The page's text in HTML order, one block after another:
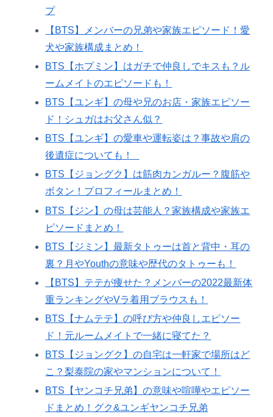
プ
【BTS】メンバーの兄弟や家族エピソード！愛
犬や家族構成まとめ！
BTS【ホプミン】はガチで仲良しでキスも？ル
ームメイトのエピソードも！
BTS【ユンギ】の母や兄のお店・家族エピソー
ド！シュガはお父さん似？
BTS【ユンギ】の愛車や運転姿は？事故や肩の
後遺症についても！
BTS【ジョングク】は筋肉カンガルー？腹筋や
ボタン！プロフィールまとめ！
BTS【ジン】の母は芸能人？家族構成や家族エ
ピソードまとめ！
BTS【ジミン】最新タトゥーは首と背中・耳の
裏？月やYouthの意味や歴代のタトゥーも！
【BTS】テテが痩せた？メンバーの2022最新体
重ランキングやVラ着用ブラウスも！
BTS【ナムテテ】の呼び方や仲良しエピソー
ド！元ルームメイトで一緒に寝てた？
BTS【ジョングク】の自宅は一軒家で場所はど
こ？梨泰院の家やマンションについて！
BTS【ヤンコチ兄弟】の意味や喧嘩やエピソー
ドまとめ！グク&ユンギヤンコチ兄弟